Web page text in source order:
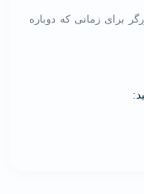
برای زمانی که دوباره